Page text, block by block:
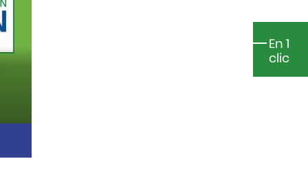
En 1
clic